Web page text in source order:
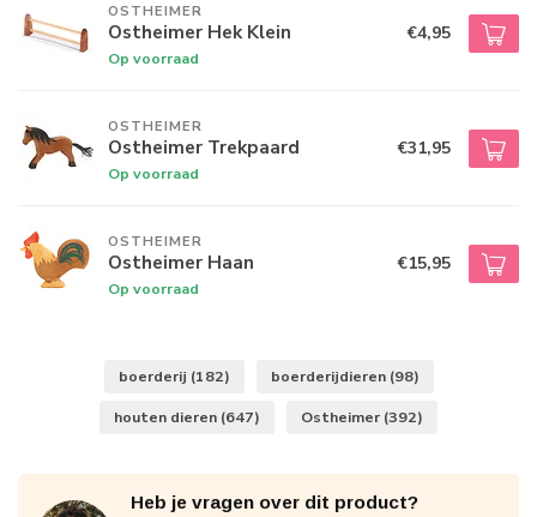
OSTHEIMER
Ostheimer Hek Klein
Op voorraad
€4,95
OSTHEIMER
Ostheimer Trekpaard
Op voorraad
€31,95
OSTHEIMER
Ostheimer Haan
Op voorraad
€15,95
boerderij (182) boerderijdieren (98)
houten dieren (647) Ostheimer (392)
Heb je vragen over dit product?